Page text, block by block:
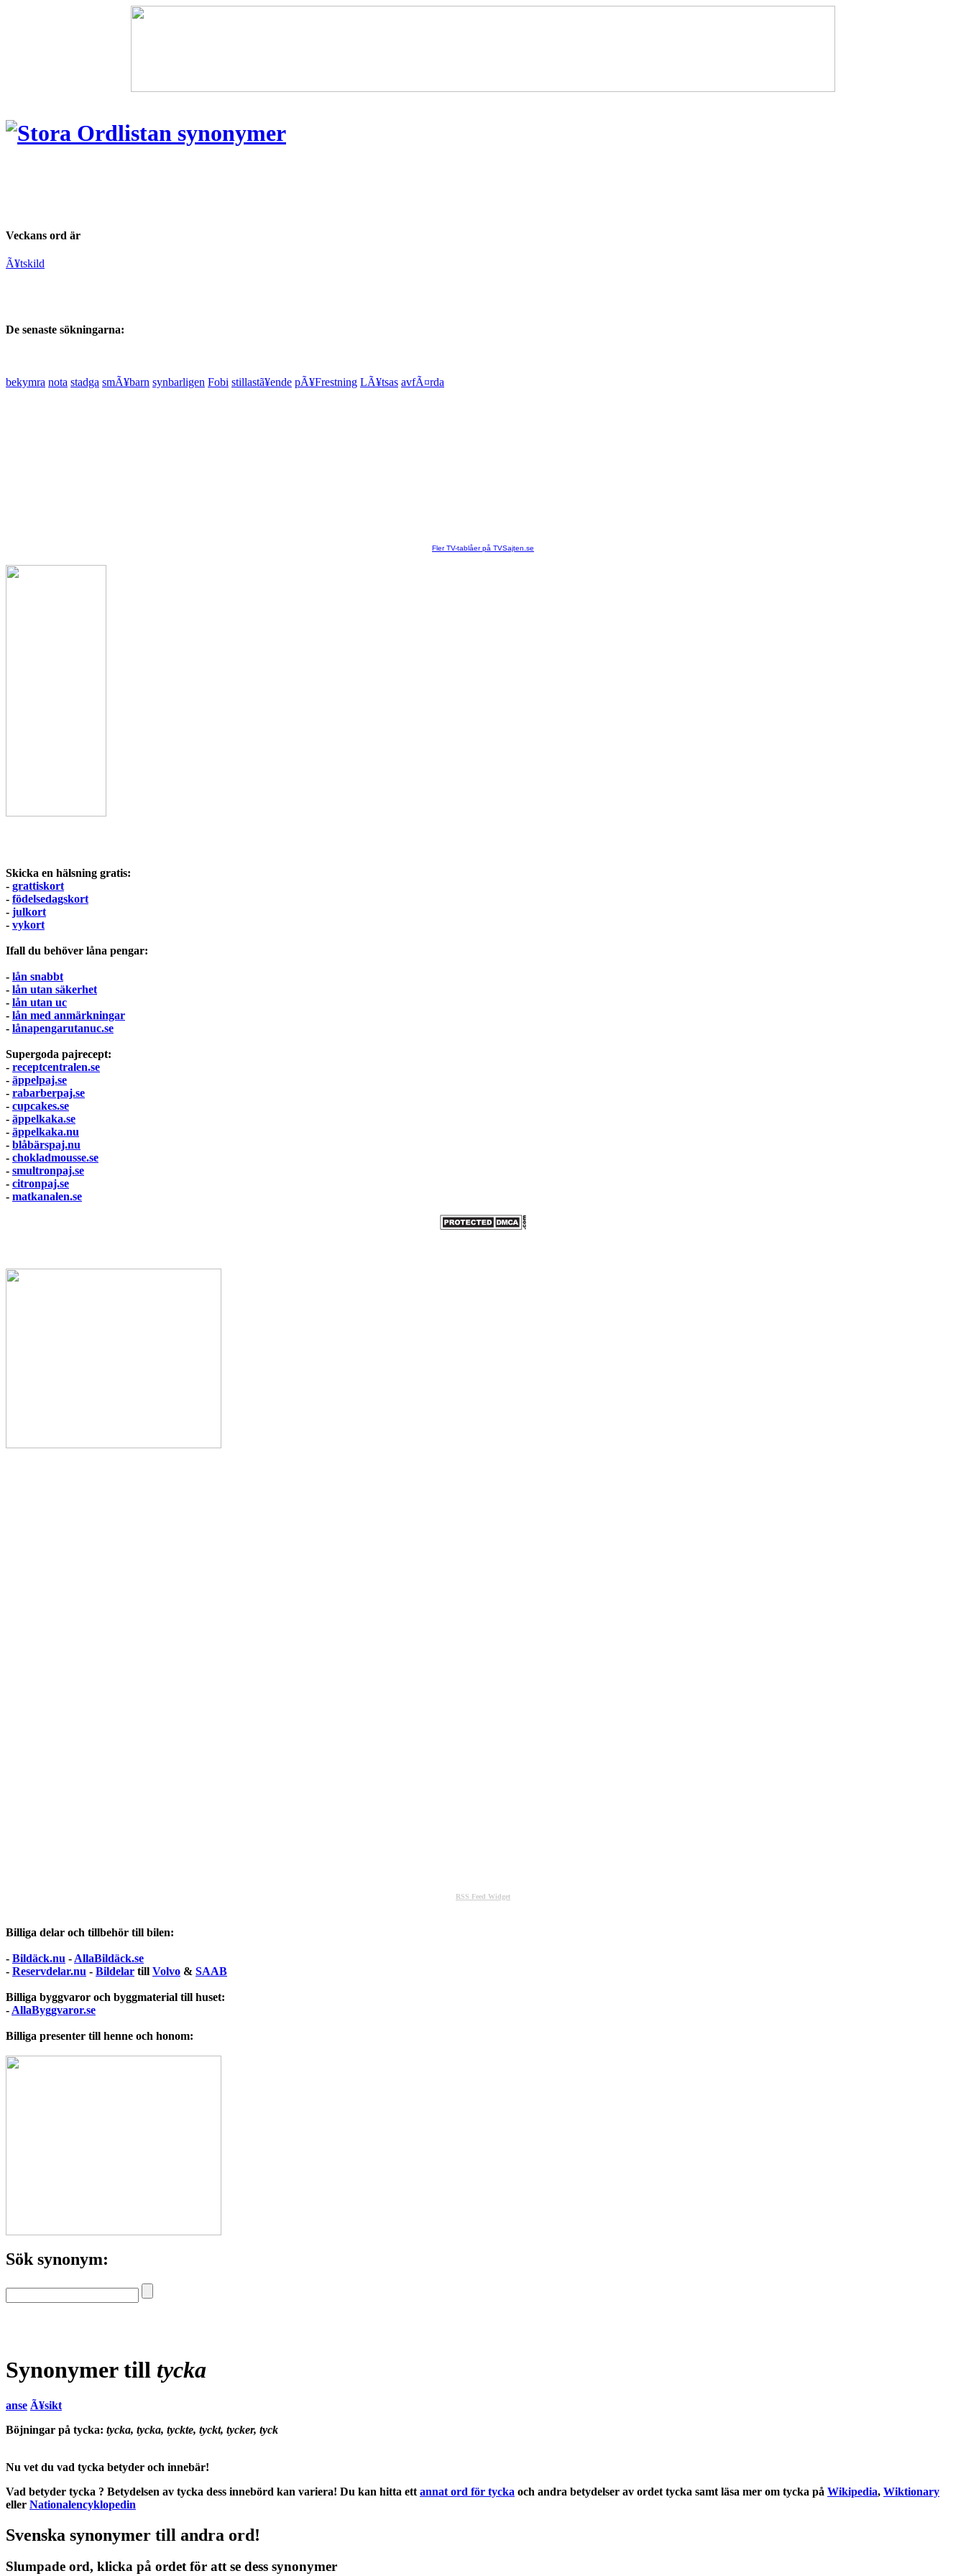
Veckans ord är
Ã¥tskild
De senaste sökningarna:
bekymra nota stadga smÃ¥barn synbarligen Fobi stillastã¥ende pÃ¥Frestning LÃ¥tsas avfÃ¤rda
Fler TV-tablåer på TVSajten.se
Skicka en hälsning gratis:
- grattiskort
- födelsedagskort
- julkort
- vykort
Ifall du behöver låna pengar:
- lån snabbt
- lån utan säkerhet
- lån utan uc
- lån med anmärkningar
- lånapengarutanuc.se
Supergoda pajrecept:
- receptcentralen.se
- äppelpaj.se
- rabarberpaj.se
- cupcakes.se
- äppelkaka.se
- äppelkaka.nu
- blåbärspaj.nu
- chokladmousse.se
- smultronpaj.se
- citronpaj.se
- matkanalen.se
RSS Feed Widget
Billiga delar och tillbehör till bilen:
- Bildäck.nu - AllaBildäck.se
- Reservdelar.nu - Bildelar till Volvo & SAAB
Billiga byggvaror och byggmaterial till huset:
- AllaByggvaror.se
Billiga presenter till henne och honom:
Sök synonym:
Synonymer till tycka
anse Ã¥sikt
Böjningar på tycka: tycka, tycka, tyckte, tyckt, tycker, tyck
Nu vet du vad tycka betyder och innebär!
Vad betyder tycka ? Betydelsen av tycka dess innebörd kan variera! Du kan hitta ett annat ord för tycka och andra betydelser av ordet tycka samt läsa mer om tycka på Wikipedia, Wiktionary
eller Nationalencyklopedin
Svenska synonymer till andra ord!
Slumpade ord, klicka på ordet för att se dess synonymer